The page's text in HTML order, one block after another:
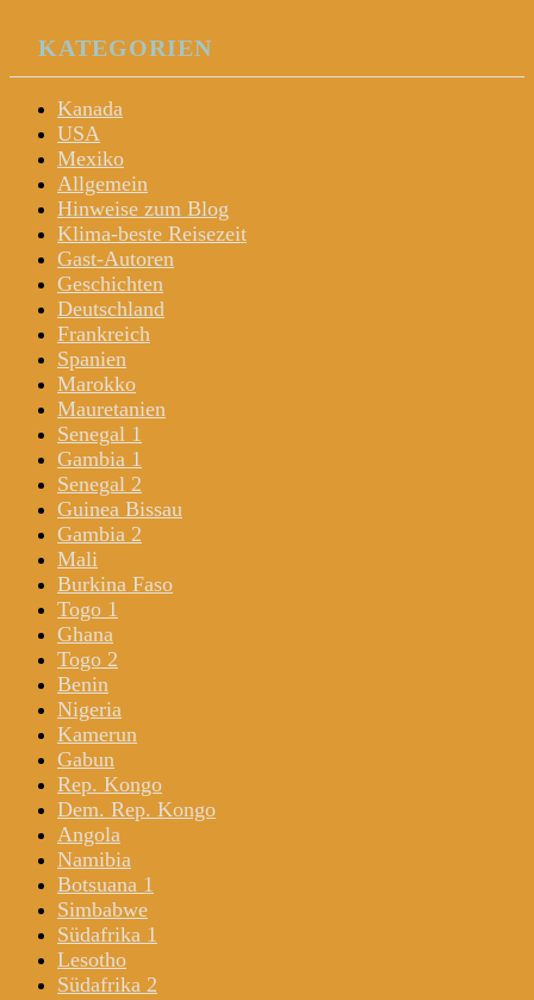
KATEGORIEN
Kanada
USA
Mexiko
Allgemein
Hinweise zum Blog
Klima-beste Reisezeit
Gast-Autoren
Geschichten
Deutschland
Frankreich
Spanien
Marokko
Mauretanien
Senegal 1
Gambia 1
Senegal 2
Guinea Bissau
Gambia 2
Mali
Burkina Faso
Togo 1
Ghana
Togo 2
Benin
Nigeria
Kamerun
Gabun
Rep. Kongo
Dem. Rep. Kongo
Angola
Namibia
Botsuana 1
Simbabwe
Südafrika 1
Lesotho
Südafrika 2